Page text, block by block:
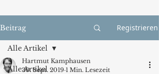
Beitrag Registrieren
Alle Artikel
Alle Artikel
Hartmut Kamphausen
30. Sept. 2019 1 Min. Lesezeit